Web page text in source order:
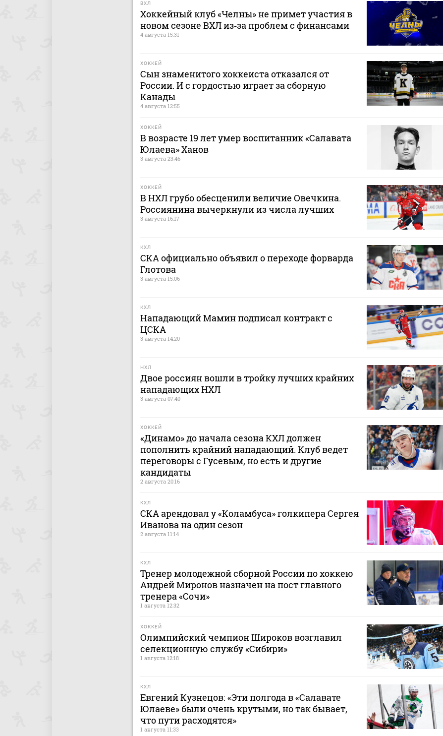
ВХЛ
Хоккейный клуб «Челны» не примет участия в
новом сезоне ВХЛ из‑за проблем с финансами
4 августа 15:31
ХОККЕЙ
Сын знаменитого хоккеиста отказался от
России. И с гордостью играет за сборную
Канады
4 августа 12:55
ХОККЕЙ
В возрасте 19 лет умер воспитанник «Салавата
Юлаева» Ханов
3 августа 23:46
ХОККЕЙ
В НХЛ грубо обесценили величие Овечкина.
Россиянина вычеркнули из числа лучших
3 августа 16:17
КХЛ
СКА официально объявил о переходе форварда
Глотова
3 августа 15:06
КХЛ
Нападающий Мамин подписал контракт с
ЦСКА
3 августа 14:20
НХЛ
Двое россиян вошли в тройку лучших крайних
нападающих НХЛ
3 августа 07:40
ХОККЕЙ
«Динамо» до начала сезона КХЛ должен
пополнить крайний нападающий. Клуб ведет
переговоры с Гусевым, но есть и другие
кандидаты
2 августа 20:16
КХЛ
СКА арендовал у «Коламбуса» голкипера Сергея
Иванова на один сезон
2 августа 11:14
КХЛ
Тренер молодежной сборной России по хоккею
Андрей Миронов назначен на пост главного
тренера «Сочи»
1 августа 12:32
ХОККЕЙ
Олимпийский чемпион Широков возглавил
селекционную службу «Сибири»
1 августа 12:18
КХЛ
Евгений Кузнецов: «Эти полгода в «Салавате
Юлаеве» были очень крутыми, но так бывает,
что пути расходятся»
1 августа 11:33